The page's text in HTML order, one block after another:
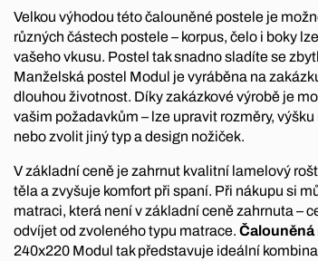
Velkou výhodou této čalouněné postele je
různých částech postele – korpus, čelo i boky
vašeho vkusu. Postel tak snadno sladíte se
Manželská postel Modul je vyráběna na
dlouhou životnost. Díky zakázkové výrobě je
vašim požadavkům – lze upravit rozměry,
nebo zvolit jiný typ a design nožiček.
V základní ceně je zahrnut kvalitní lamelový
těla a zvyšuje komfort při spaní. Při nákupu si
matraci, která není v základní ceně zahrnuta –
odvíjet od zvoleného typu matrace. Čalouněná
240x220 Modul tak představuje ideální